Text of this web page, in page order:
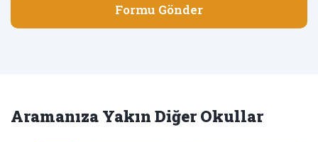
Formu Gönder
Aramanıza Yakın Diğer Okullar